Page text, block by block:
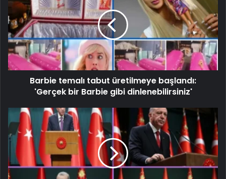
Barbie temalı tabut üretilmeye başlandı:
'Gerçek bir Barbie gibi dinlenebilirsiniz'